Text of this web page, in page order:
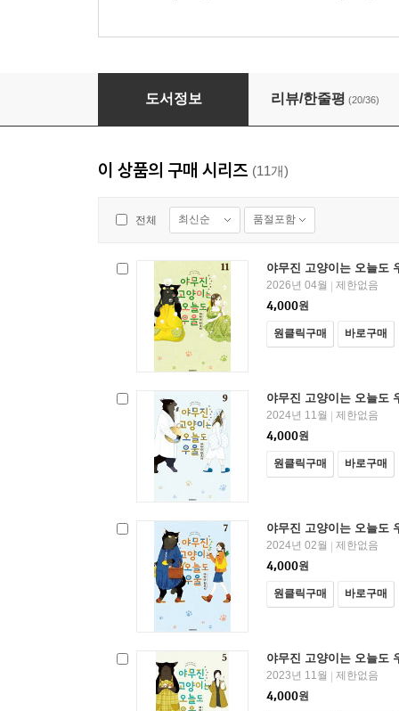
야무진 고양이는 오늘도 우울 06권
도서정보 리뷰/한줄평 (20/36)
이 상품의 구매 시리즈 (11개)
전체 최신순 품절포함
야무진 고양이는 오늘도
2026년 04월 | 제한없음
4,000원
원클릭구매 바로구매
야무진 고양이는 오늘도
2024년 11월 | 제한없음
4,000원
원클릭구매 바로구매
야무진 고양이는 오늘도
2024년 02월 | 제한없음
4,000원
원클릭구매 바로구매
야무진 고양이는 오늘도
2023년 11월 | 제한없음
4,000원